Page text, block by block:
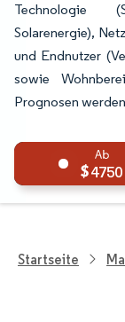
Technologie
Solarenergie),
und Endnutzer
sowie
Prognosen
4750
Startseite